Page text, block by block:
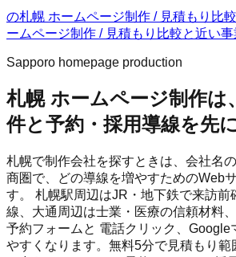
の札幌 ホームページ制作 / 見積もり比較
ームページ制作 / 見積もり比較と近い
Sapporo homepage production
札幌 ホームページ制作は
件と予約・採用導線を先
札幌で制作会社を探すときは、会社名
商圏で、どの導線を増やすためのWeb
す。 札幌駅周辺はJR・地下鉄で来訪前
線、大通周辺は士業・医療の信頼材料
予約フォームと 電話クリック、Google
やすくなります。無料5分で見積もり範